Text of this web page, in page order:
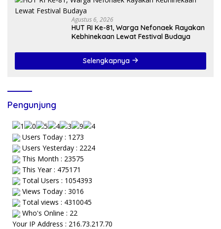
Agustus 6, 2026
HUT RI Ke-81, Warga Nefonaek Rayakan
Kebhinekaan Lewat Festival Budaya
Selengkapnya
Pengunjung
Users Today : 1273
Users Yesterday : 2224
This Month : 23575
This Year : 475171
Total Users : 1054393
Views Today : 3016
Total views : 4310045
Who's Online : 22
Your IP Address : 216.73.217.70